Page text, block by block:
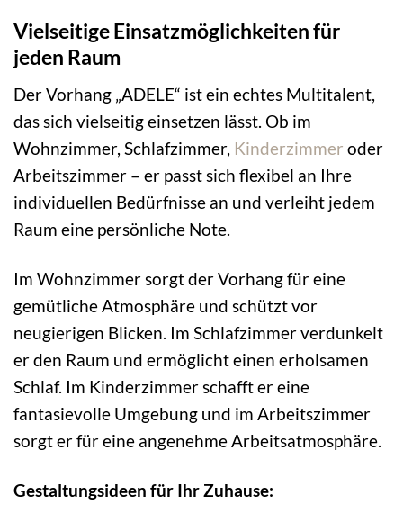
Vielseitige Einsatzmöglichkeiten für
jeden Raum
Der Vorhang „ADELE“ ist ein echtes Multitalent,
das sich vielseitig einsetzen lässt. Ob im
Wohnzimmer, Schlafzimmer, Kinderzimmer oder
Arbeitszimmer – er passt sich flexibel an Ihre
individuellen Bedürfnisse an und verleiht jedem
Raum eine persönliche Note.
Im Wohnzimmer sorgt der Vorhang für eine
gemütliche Atmosphäre und schützt vor
neugierigen Blicken. Im Schlafzimmer verdunkelt
er den Raum und ermöglicht einen erholsamen
Schlaf. Im Kinderzimmer schafft er eine
fantasievolle Umgebung und im Arbeitszimmer
sorgt er für eine angenehme Arbeitsatmosphäre.
Gestaltungsideen für Ihr Zuhause: